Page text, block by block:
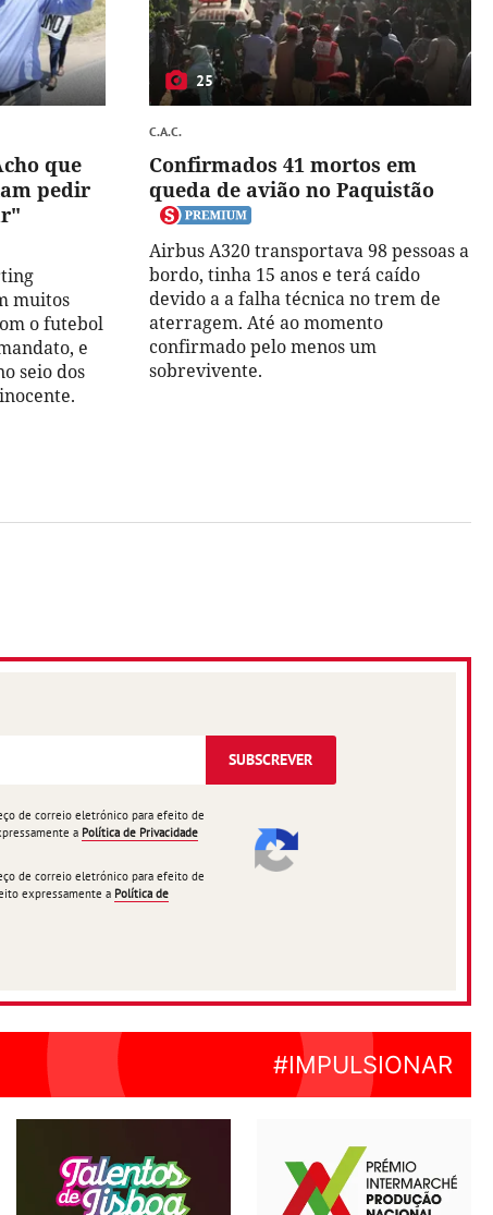
que
pedir
muitos
o futebol
e
seio dos
25
C.A.C.
Confirmados 41 mortos em
queda de avião no Paquistão
Airbus A320 transportava 98 pessoas a
bordo, tinha 15 anos e terá caído
devido a a falha técnica no trem de
aterragem. Até ao momento
confirmado pelo menos um
sobrevivente.
SUBSCREVER
de correio eletrónico para efeito de
a Política de Privacidade
de correio eletrónico para efeito de
expressamente a Política de